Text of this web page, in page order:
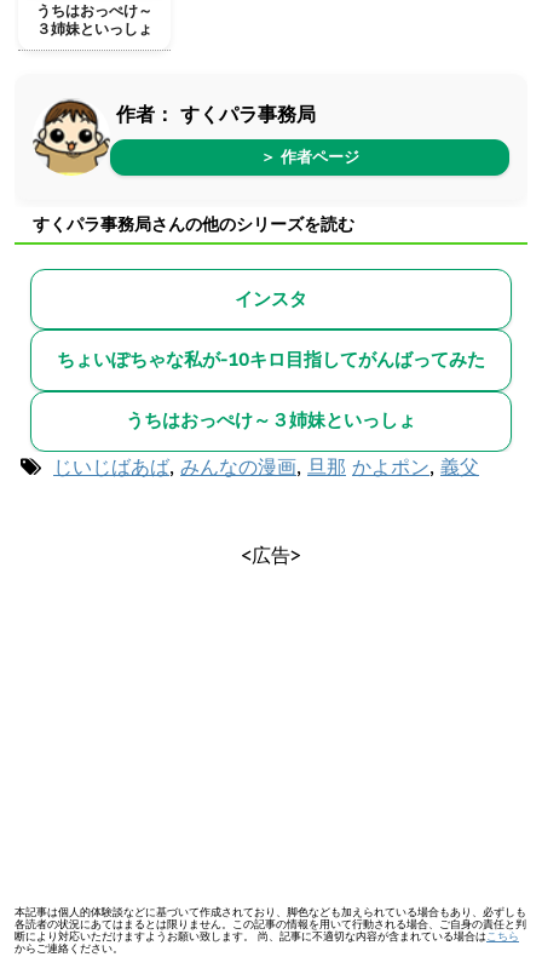
うちはおっぺけ～
３姉妹といっしょ
作者： すくパラ事務局
＞ 作者ページ
すくパラ事務局さんの他のシリーズを読む
インスタ
ちょいぽちゃな私が-10キロ目指してがんばってみた
うちはおっぺけ～３姉妹といっしょ
じいじばあば, みんなの漫画, 旦那 かよポン, 義父
<広告>
本記事は個人的体験談などに基づいて作成されており、脚色なども加えられている場合もあり、必ずしも
各読者の状況にあてはまるとは限りません。この記事の情報を用いて行動される場合、ご自身の責任と判
断により対応いただけますようお願い致します。 尚、記事に不適切な内容が含まれている場合は こちら
からご連絡ください。